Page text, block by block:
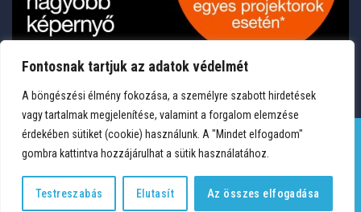
Fontosnak tartjuk az adatok védelmét
A böngészési élmény fokozása, a személyre szabott hirdetések
vagy tartalmak megjelenítése, valamint a forgalom elemzése
érdekében sütiket (cookie) használunk. A "Mindet elfogadom"
gombra kattintva hozzájárulhat a sütik használatához.
Testreszabás Elutasít Az összes elfogadása
Copyright 2026 © Medium Hungary Kft. Minden jog fenntartva.